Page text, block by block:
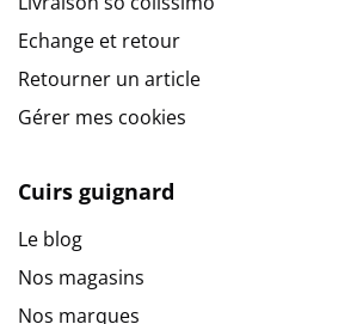
Echange et retour
Retourner un article
Gérer mes cookies
Cuirs guignard
Le blog
Nos magasins
Nos marques